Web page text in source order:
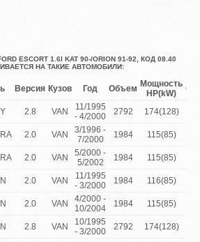
ESCORT 1.6I KAT 90-/ORION 91-92, КОД 08.40
НА ТАКИЕ АВТОМОБИЛИ:
Версия Кузов Год Объем Мощность
HP(kW)
2.8 VAN
11/1995
- 4/2000
2792 174(128)
2.0 VAN
3/1996 -
7/2000
1984 115(85)
2.0 VAN
5/2000 -
5/2002
1984 115(85)
2.0 VAN
11/1995
- 3/2000
1984 116(85)
2.0 VAN
4/2000 -
10/2004
1984 115(85)
2.8 VAN
10/1995
- 3/2000
2792 174(128)